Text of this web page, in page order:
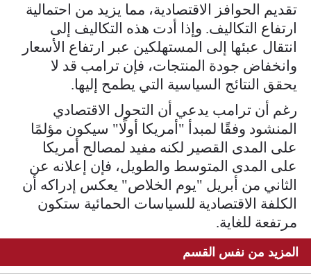
تقديم الحوافز الاقتصادية، مما يزيد من احتمالية
ارتفاع التكاليف. وإذا أدت هذه التكاليف إلى
انتقال عبئها إلى المستهلكين عبر ارتفاع الأسعار
وانخفاض جودة المنتجات، فإن ترامب قد لا
يحقق النتائج السياسية التي يطمح إليها.
رغم أن ترامب يدعي أن التحول الاقتصادي
المنشود وفقًا لمبدأ "أمريكا أولًا" سيكون مؤلمًا
على المدى القصير لكنه مفيد لمصالح أمريكا
على المدى المتوسط والطويل، فإن إعلانه عن
الثاني من أبريل "يوم الخلاص" يعكس إدراكه أن
الكلفة الاقتصادية للسياسات الحمائية ستكون
مرتفعة للغاية.
المزيد من نفس القسم